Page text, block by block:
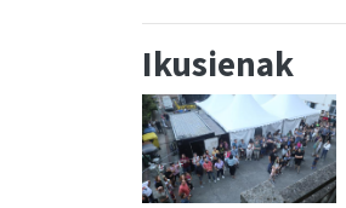
Ikusienak